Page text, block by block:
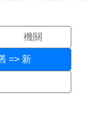
機關
=> 新